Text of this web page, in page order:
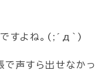
すよね。(;´д｀)
で声すら出せなかっ